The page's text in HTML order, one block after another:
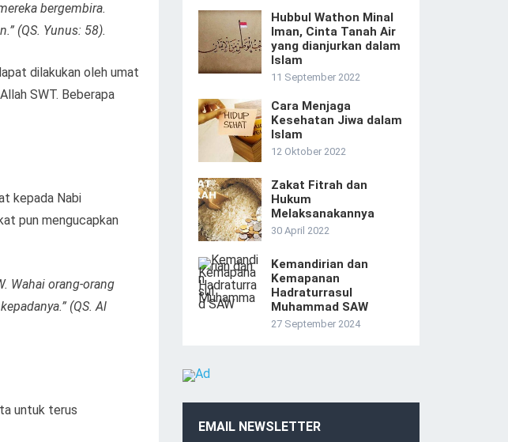
bergembira.
(QS. Yunus: 58).
dilakukan oleh umat
SWT. Beberapa
kepada Nabi
pun mengucapkan
Wahai orang-orang
(QS. Al
untuk terus
Hubbul Wathon Minal
Iman, Cinta Tanah Air
yang dianjurkan dalam
Islam
11 September 2022
Cara Menjaga
Kesehatan Jiwa dalam
Islam
12 Oktober 2022
Zakat Fitrah dan
Hukum
Melaksanakannya
30 April 2022
Kemandirian dan
Kemapanan
Hadraturrasul
Muhammad SAW
27 September 2024
EMAIL NEWSLETTER